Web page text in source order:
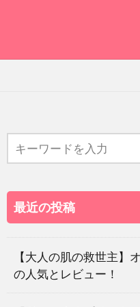
最近の投稿
【大人の肌の救世主】
の人気とレビュー！